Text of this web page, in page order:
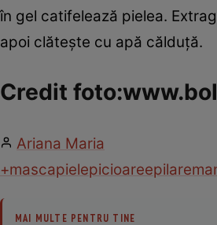
în gel catifelează pielea.
apoi clăteşte cu apă călduţă.
Credit
Ariana Maria
+mascapielepicioareepilare
MAI MULTE PENTRU TINE